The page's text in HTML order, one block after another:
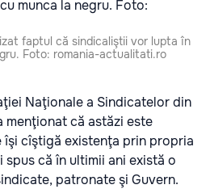
faptul că sindicaliştii vor lupta în
Foto: romania-actualitati.ro
Naţionale a Sindicatelor din
menţionat că astăzi este
îşi cîştigă existenţa prin propria
spus că în ultimii ani există o
patronate şi Guvern.